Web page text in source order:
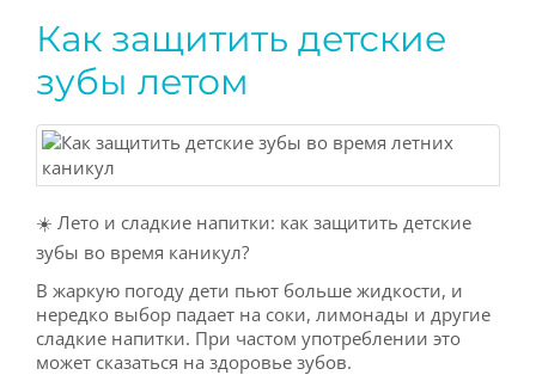
Как защитить детские
зубы летом
☀️ Лето и сладкие напитки: как защитить детские
зубы во время каникул?
В жаркую погоду дети пьют больше жидкости, и
нередко выбор падает на соки, лимонады и другие
сладкие напитки. При частом употреблении это
может сказаться на здоровье зубов.